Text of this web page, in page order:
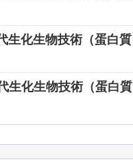
生化生物技術（蛋白質
生化生物技術（蛋白質